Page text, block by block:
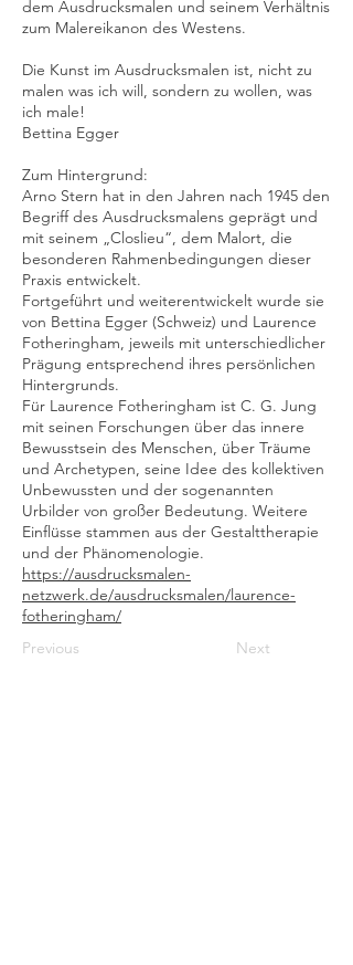
dem Ausdrucksmalen und seinem Verhältnis
zum Malereikanon des Westens.
Die Kunst im Ausdrucksmalen ist, nicht zu
malen was ich will, sondern zu wollen, was
ich male!
Bettina Egger
Zum Hintergrund:
Arno Stern hat in den Jahren nach 1945 den
Begriff des Ausdrucksmalens geprägt und
mit seinem „Closlieu“, dem Malort, die
besonderen Rahmenbedingungen dieser
Praxis entwickelt.
Fortgeführt und weiterentwickelt wurde sie
von Bettina Egger (Schweiz) und Laurence
Fotheringham, jeweils mit unterschiedlicher
Prägung entsprechend ihres persönlichen
Hintergrunds.
Für Laurence Fotheringham ist C. G. Jung
mit seinen Forschungen über das innere
Bewusstsein des Menschen, über Träume
und Archetypen, seine Idee des kollektiven
Unbewussten und der sogenannten
Urbilder von großer Bedeutung. Weitere
Einflüsse stammen aus der Gestalttherapie
und der Phänomenologie.
https://ausdrucksmalen-
netzwerk.de/ausdrucksmalen/laurence-
fotheringham/
Previous
Next